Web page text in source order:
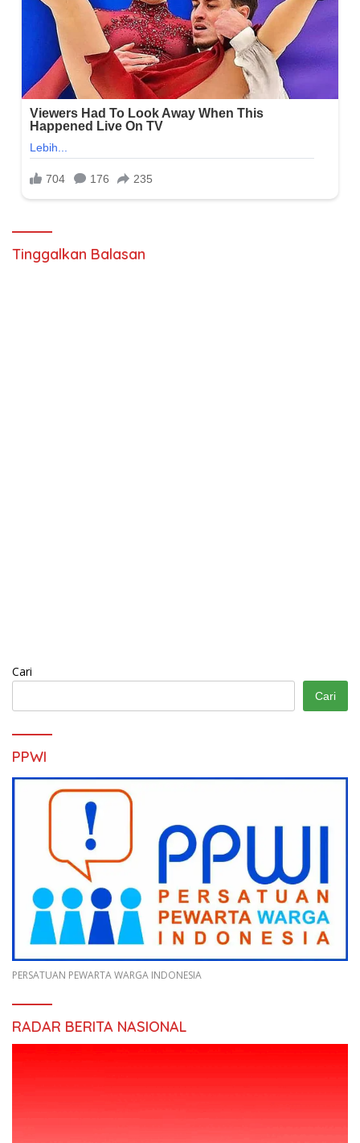
Tinggalkan Balasan
Cari
Cari
PPWI
PERSATUAN PEWARTA WARGA INDONESIA
RADAR BERITA NASIONAL